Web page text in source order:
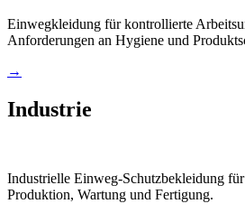
Einwegkleidung für kontrollierte
Anforderungen an Hygiene und
→
Industrie
Industrielle Einweg-Schutzbekleidung
Produktion, Wartung und Fertigung.